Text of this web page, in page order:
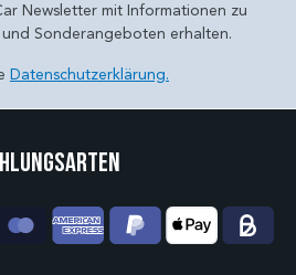
Newsletter mit Informationen zu
Sonderangeboten erhalten.
Datenschutzerklärung.